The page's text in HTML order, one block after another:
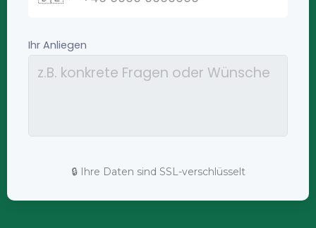
🔒 Ihre Daten sind SSL-verschlüsselt